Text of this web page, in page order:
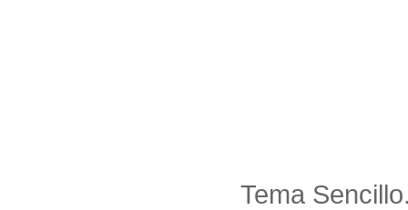
Tema